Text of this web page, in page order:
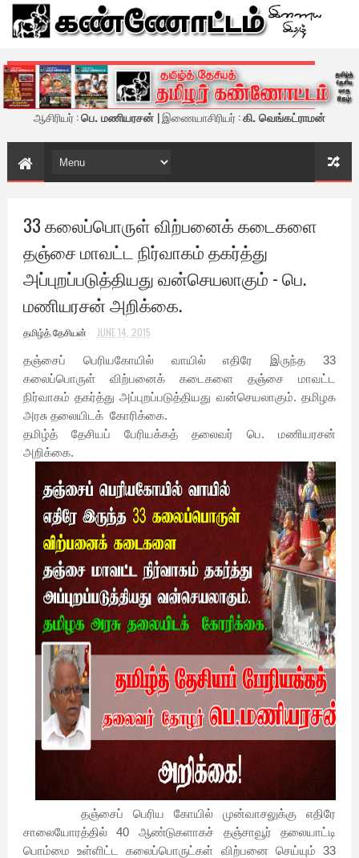
கண்ணோட்டம் - இணைய இதழ்
ஆசிரியர் :பெ. மணியரசன் | இணையாசிரியர் :கி. வெங்கட்ராமன்
33 கலைப்பொருள் விற்பனைக் கடைகளை
தஞ்சை மாவட்ட நிர்வாகம் தகர்த்து
அப்புறப்படுத்தியது வன்செயலாகும் - பெ.
மணியரசன் அறிக்கை.
தமிழ்த் தேசியன் JUNE 14, 2015
தஞ்சைப் பெரியகோயில் வாயில் எதிரே இருந்த33
கலைப்பொருள் விற்பனைக் கடைகளைதஞ்சை மாவட்ட
நிர்வாகம் தகர்த்து அப்புறப்படுத்தியது வன்செயலாகும்.தமிழக
அரசு தலையிடக் கோரிக்கை.
தமிழ்த் தேசியப் பேரியக்கத் தலைவர் பெ. மணியரசன்
அறிக்கை.
தஞ்சைப் பெரிய கோயில் முன்வாசலுக்கு எதிரே
சாலையோரத்தில் 40 ஆண்டுகளாகச் தஞ்சாவூர் தலையாட்டி
பொம்மை உள்ளிட்ட கலைப்பொருட்கள் விற்பனை செய்யும் 33